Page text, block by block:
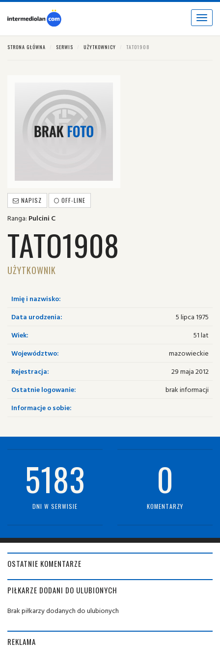
Toggle
STRONA GŁÓWNA SERWIS UŻYTKOWNICY TATO1908
NAPISZ OFF-LINE
Ranga: Pulcini C
TATO1908
UŻYTKOWNIK
Imię i nazwisko:
Data urodzenia:
5 lipca 1975
Wiek:
51 lat
Województwo:
mazowieckie
Rejestracja:
29 maja 2012
Ostatnie logowanie:
brak informacji
Informacje o sobie:
5183
DNI W SERWISIE
0
KOMENTARZY
OSTATNIE KOMENTARZE
PIŁKARZE DODANI DO ULUBIONYCH
Brak piłkarzy dodanych do ulubionych
REKLAMA